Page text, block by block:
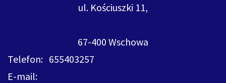
ul. Kościuszki 11,
67-400 Wschowa
Telefon: 655403257
E-mail: